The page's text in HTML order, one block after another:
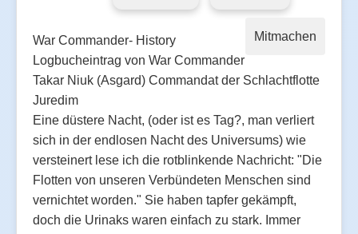
Mitmachen
War Commander- History
Logbucheintrag von War Commander
Takar Niuk (Asgard) Commandat der Schlachtflotte
Juredim
Eine düstere Nacht, (oder ist es Tag?, man verliert
sich in der endlosen Nacht des Universums) wie
versteinert lese ich die rotblinkende Nachricht: "Die
Flotten von unseren Verbündeten Menschen sind
vernichtet worden." Sie haben tapfer gekämpft,
doch die Urinaks waren einfach zu stark. Immer